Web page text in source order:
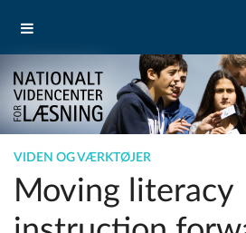
VIDEN OG VÆRKTØJER
Moving literacy